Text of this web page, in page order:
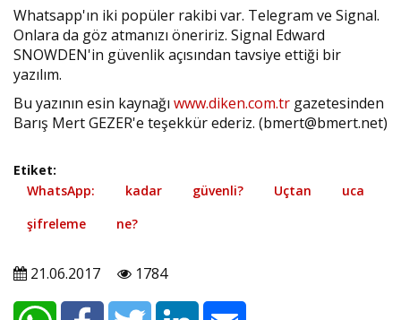
Whatsapp'ın iki popüler rakibi var. Telegram ve Signal.
Onlara da göz atmanızı öneririz. Signal Edward
SNOWDEN'in güvenlik açısından tavsiye ettiği bir
yazılım.
Bu yazının esin kaynağı www.diken.com.tr gazetesinden
Barış Mert GEZER'e teşekkür ederiz. (bmert@bmert.net)
Etiket:
WhatsApp:
kadar güvenli? Uçtan
uca
şifreleme
ne?
21.06.2017 1784